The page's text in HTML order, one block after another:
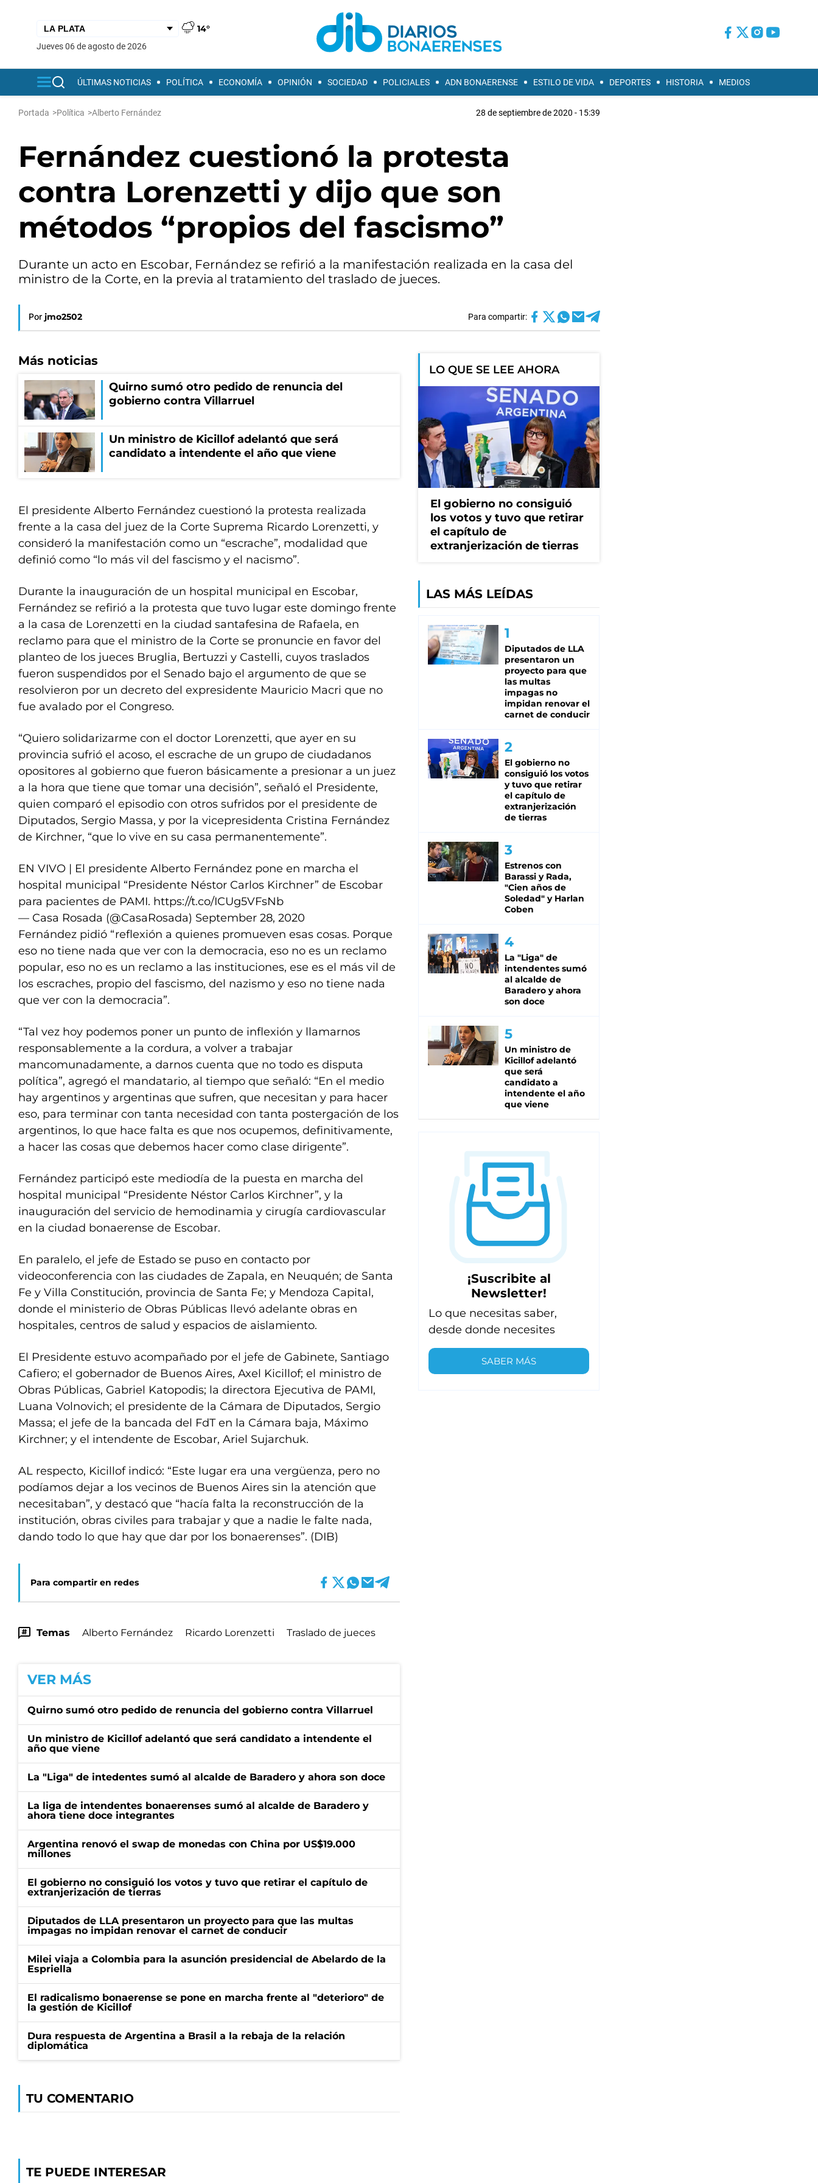
14°
jueves 06 de agosto de 2026
ÚLTIMAS NOTICIAS POLÍTICA ECONOMÍA OPINIÓN SOCIEDAD POLICIALES ADN BONAERENSE ESTILO DE VIDA DEPORTES HISTORIA MEDIOS
Portada >Política >Alberto Fernández 28 de septiembre de 2020 - 15:39
Fernández cuestionó la protesta
contra Lorenzetti y dijo que son
métodos “propios del fascismo”
Durante un acto en Escobar, Fernández se refirió a la manifestación realizada en la casa del
ministro de la Corte, en la previa al tratamiento del traslado de jueces.
Por jmo2502 Para compartir:
Más noticias
Quirno sumó otro pedido de renuncia del
gobierno contra Villarruel
Un ministro de Kicillof adelantó que será
candidato a intendente el año que viene
El presidente Alberto Fernández cuestionó la protesta realizada
frente a la casa del juez de la Corte Suprema Ricardo Lorenzetti, y
consideró la manifestación como un “escrache”, modalidad que
definió como “lo más vil del fascismo y el nacismo”.
Durante la inauguración de un hospital municipal en Escobar,
Fernández se refirió a la protesta que tuvo lugar este domingo frente
a la casa de Lorenzetti en la ciudad santafesina de Rafaela, en
reclamo para que el ministro de la Corte se pronuncie en favor del
planteo de los jueces Bruglia, Bertuzzi y Castelli, cuyos traslados
fueron suspendidos por el Senado bajo el argumento de que se
resolvieron por un decreto del expresidente Mauricio Macri que no
fue avalado por el Congreso.
“Quiero solidarizarme con el doctor Lorenzetti, que ayer en su
provincia sufrió el acoso, el escrache de un grupo de ciudadanos
opositores al gobierno que fueron básicamente a presionar a un juez
a la hora que tiene que tomar una decisión”, señaló el Presidente,
quien comparó el episodio con otros sufridos por el presidente de
Diputados, Sergio Massa, y por la vicepresidenta Cristina Fernández
de Kirchner, “que lo vive en su casa permanentemente”.
EN VIVO | El presidente Alberto Fernández pone en marcha el
hospital municipal “Presidente Néstor Carlos Kirchner” de Escobar
para pacientes de PAMI. https://t.co/ICUg5VFsNb
— Casa Rosada (@CasaRosada) September 28, 2020
Fernández pidió “reflexión a quienes promueven esas cosas. Porque
eso no tiene nada que ver con la democracia, eso no es un reclamo
popular, eso no es un reclamo a las instituciones, ese es el más vil de
los escraches, propio del fascismo, del nazismo y eso no tiene nada
que ver con la democracia”.
“Tal vez hoy podemos poner un punto de inflexión y llamarnos
responsablemente a la cordura, a volver a trabajar
mancomunadamente, a darnos cuenta que no todo es disputa
política”, agregó el mandatario, al tiempo que señaló: “En el medio
hay argentinos y argentinas que sufren, que necesitan y para hacer
eso, para terminar con tanta necesidad con tanta postergación de los
argentinos, lo que hace falta es que nos ocupemos, definitivamente,
a hacer las cosas que debemos hacer como clase dirigente”.
Fernández participó este mediodía de la puesta en marcha del
hospital municipal “Presidente Néstor Carlos Kirchner”, y la
inauguración del servicio de hemodinamia y cirugía cardiovascular
en la ciudad bonaerense de Escobar.
En paralelo, el jefe de Estado se puso en contacto por
videoconferencia con las ciudades de Zapala, en Neuquén; de Santa
Fe y Villa Constitución, provincia de Santa Fe; y Mendoza Capital,
donde el ministerio de Obras Públicas llevó adelante obras en
hospitales, centros de salud y espacios de aislamiento.
El Presidente estuvo acompañado por el jefe de Gabinete, Santiago
Cafiero; el gobernador de Buenos Aires, Axel Kicillof; el ministro de
Obras Públicas, Gabriel Katopodis; la directora Ejecutiva de PAMI,
Luana Volnovich; el presidente de la Cámara de Diputados, Sergio
Massa; el jefe de la bancada del FdT en la Cámara baja, Máximo
Kirchner; y el intendente de Escobar, Ariel Sujarchuk.
AL respecto, Kicillof indicó: “Este lugar era una vergüenza, pero no
podíamos dejar a los vecinos de Buenos Aires sin la atención que
necesitaban”, y destacó que “hacía falta la reconstrucción de la
institución, obras civiles para trabajar y que a nadie le falte nada,
dando todo lo que hay que dar por los bonaerenses”. (DIB)
Para compartir en redes
Temas Alberto Fernández Ricardo Lorenzetti Traslado de jueces
VER MÁS
Quirno sumó otro pedido de renuncia del gobierno contra Villarruel
Un ministro de Kicillof adelantó que será candidato a intendente el
año que viene
La "Liga" de intedentes sumó al alcalde de Baradero y ahora son doce
La liga de intendentes bonaerenses sumó al alcalde de Baradero y
ahora tiene doce integrantes
Argentina renovó el swap de monedas con China por US$19.000
millones
El gobierno no consiguió los votos y tuvo que retirar el capítulo de
extranjerización de tierras
Diputados de LLA presentaron un proyecto para que las multas
impagas no impidan renovar el carnet de conducir
Milei viaja a Colombia para la asunción presidencial de Abelardo de la
Espriella
El radicalismo bonaerense se pone en marcha frente al "deterioro" de
la gestión de Kicillof
Dura respuesta de Argentina a Brasil a la rebaja de la relación
diplomática
TU COMENTARIO
LO QUE SE LEE AHORA
El gobierno no consiguió
los votos y tuvo que retirar
el capítulo de
extranjerización de tierras
LAS MÁS LEÍDAS
Diputados de LLA
presentaron un
proyecto para que
las multas
impagas no
impidan renovar el
carnet de conducir
El gobierno no
consiguió los votos
y tuvo que retirar
el capítulo de
extranjerización
de tierras
Estrenos con
Barassi y Rada,
"Cien años de
Soledad" y Harlan
Coben
La "Liga" de
intendentes sumó
al alcalde de
Baradero y ahora
son doce
Un ministro de
Kicillof adelantó
que será
candidato a
intendente el año
que viene
¡Suscribite al
Newsletter!
Lo que necesitas saber,
desde donde necesites
SABER MÁS
TE PUEDE INTERESAR